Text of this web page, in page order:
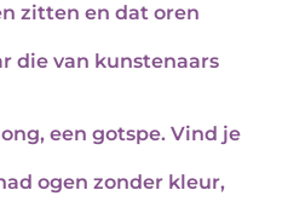
zitten en dat oren
die van kunstenaars
een gotspe. Vind je
ogen zonder kleur,